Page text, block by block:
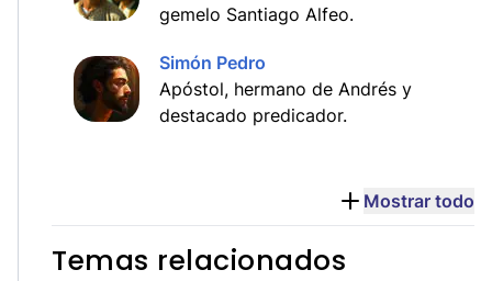
gemelo Santiago Alfeo.
Simón Pedro
Apóstol, hermano de Andrés y
destacado predicador.
Mostrar todo
Temas relacionados